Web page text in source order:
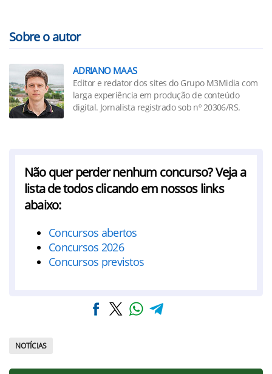
Sobre o autor
ADRIANO MAAS
Editor e redator dos sites do Grupo M3Midia com
larga experiência em produção de conteúdo
digital. Jornalista registrado sob nº 20306/RS.
Não quer perder nenhum concurso? Veja a
lista de todos clicando em nossos links
abaixo:
Concursos abertos
Concursos 2026
Concursos previstos
NOTÍCIAS